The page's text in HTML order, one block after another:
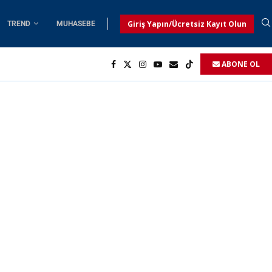
TREND MUHASEBE Giriş Yapın/Ücretsiz Kayıt Olun
ABONE OL